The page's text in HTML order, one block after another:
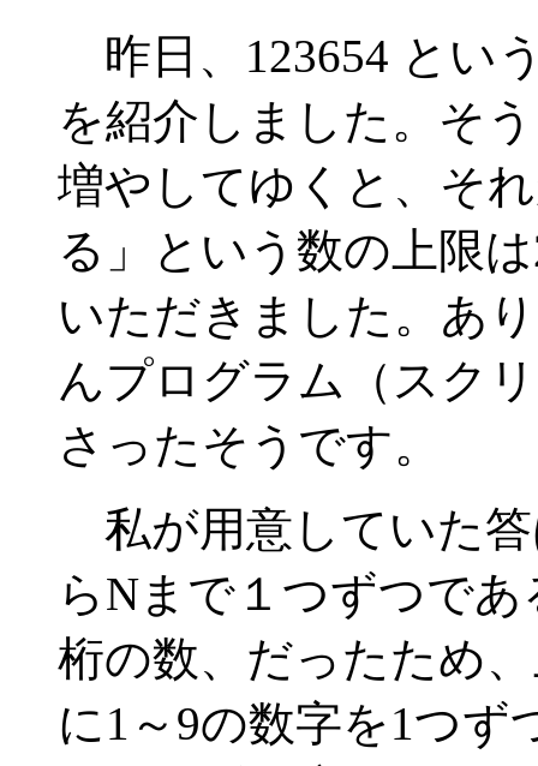
昨日、123654 とい
を紹介しました。そ
増やしてゆくと、そ
る」という数の上限
いただきました。あ
んプログラム（スク
さったそうです。
私が用意していた
らNまで１つずつで
桁の数、だったため
に1～9の数字を1つず